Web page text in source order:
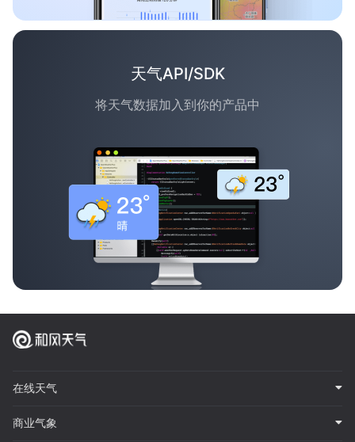
天气API/SDK
将天气数据加入到你的产品中
在线天气
商业气象